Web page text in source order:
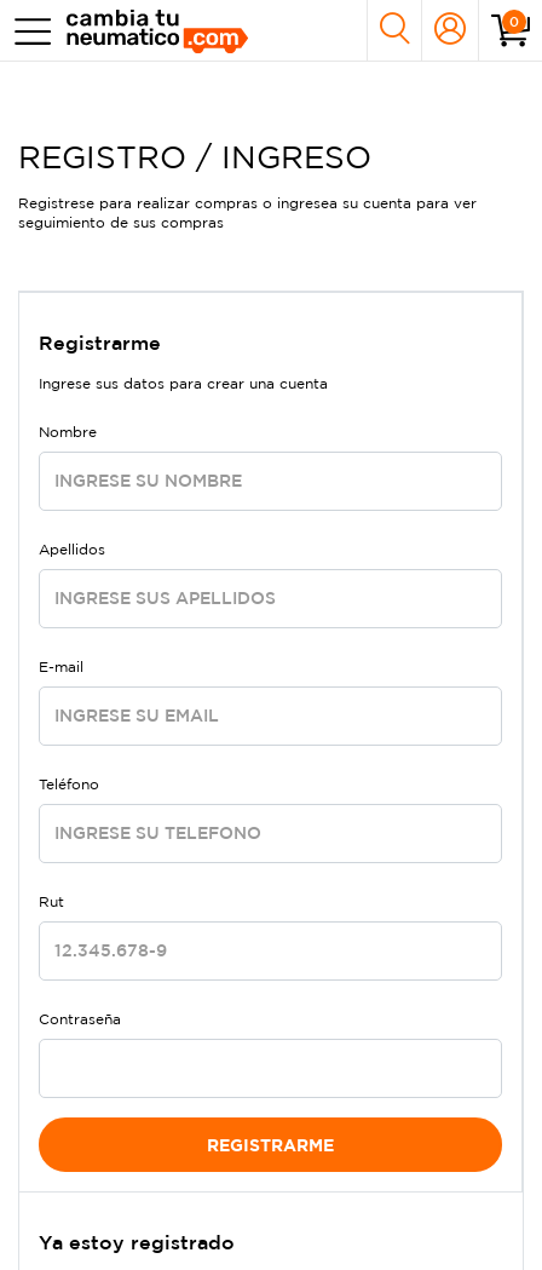
0
REGISTRO / INGRESO
Registrese para realizar compras o ingresea su cuenta para ver
seguimiento de sus compras
Registrarme
Ingrese sus datos para crear una cuenta
Nombre
Apellidos
E-mail
Teléfono
Rut
Contraseña
REGISTRARME
Ya estoy registrado